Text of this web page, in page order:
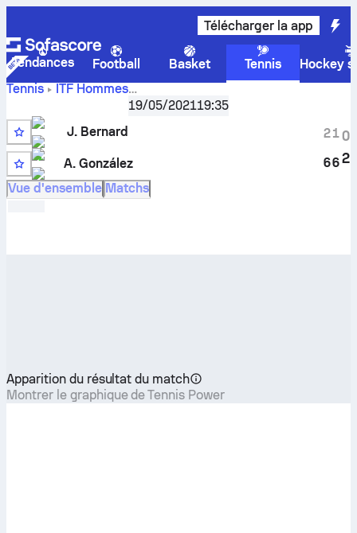
Télécharger la app
Tendances Football Basket Tennis
Hockey
Tennis
ITF Hommes
Pensacola, FL, Singles M-ITF-USA-03A
Score en direct
des face à face
19/05/202119:35
Q
J. Bernard
A. González
2
6
1
6
0
2
Vue d'ensemble Matchs
Apparition du résultat du match
Montrer le graphique de Tennis Power